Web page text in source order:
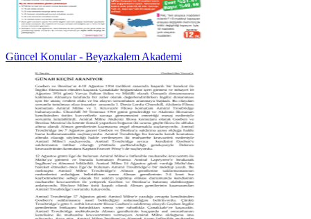
Güncel Konular - Beyazkalem Akademi